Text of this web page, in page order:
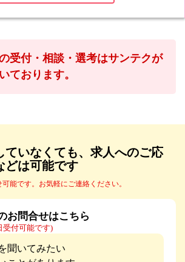
受付・相談・選考はサンテクが
ております。
ていなくても、求人へのご応
どは可能です
能です。お気軽にご連絡ください。
お問合せはこちら
受付可能です)
聞いてみたい